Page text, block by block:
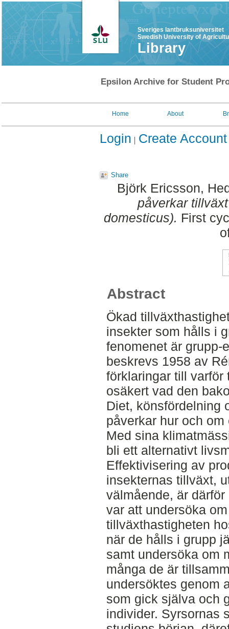
Sveriges lantbruksuniversitet
Swedish University of
Library
Epsilon Archive for Student
Home About
Login Create Account
Share
Björk Ericsson,
påverkar
domesticus). First
Abstract
Ökad
insekter som hålls i
fenomenet är grupp-
beskrevs 1958 av
förklaringar till varför
osäkert vad den
Diet, könsfördelning
påverkar hur och om
Med sina
bli ett alternativt
Effektivisering av
insekternas tillväxt,
välmående, är
var att undersöka
tillväxthastigheten
när de hålls i grupp
samt undersöka om
många de är
undersöktes genom
som gick själva och
individer. Syrsornas